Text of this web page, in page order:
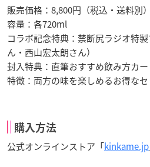
販売価格：8,800円（税込・送料別）
容量：各720ml
コラボ記念特典：禁断尻ラジオ特
ん・西山宏太朗さん）
封入特典：直筆おすすめ飲み方カー
特徴：両方の味を楽しめるお得な
購入方法
公式オンラインストア「kinkame.jp